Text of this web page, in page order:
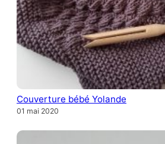
Couverture bébé Yolande
01 mai 2020